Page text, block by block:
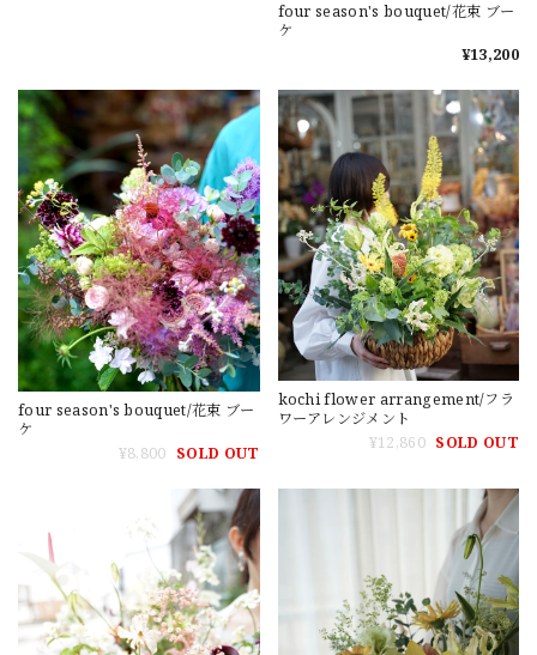
four season's bouquet/花束 ブー
ケ
¥13,200
four season's bouquet/花束 ブー
ケ
¥8,800 SOLD OUT
kochi flower arrangement/フラ
ワーアレンジメント
¥12,860 SOLD OUT